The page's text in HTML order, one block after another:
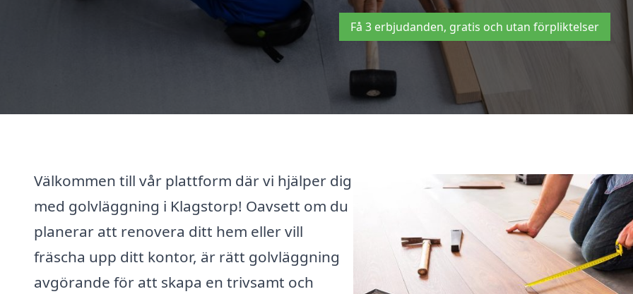
Få 3 erbjudanden, gratis och utan förpliktelser
Välkommen till vår plattform där vi hjälper dig
med golvläggning i Klagstorp! Oavsett om du
planerar att renovera ditt hem eller vill
fräscha upp ditt kontor, är rätt golvläggning
avgörande för att skapa en trivsamt och